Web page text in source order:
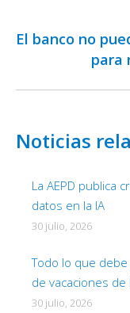
El banco no
para
Noticias
La AEPD publica
datos en la IA
30 julio, 2026
Todo lo que
de vacaciones
30 julio, 2026